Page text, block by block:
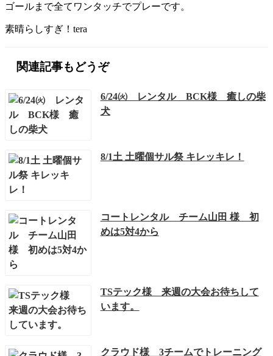
ゴールまで全てワンタッチでプレーです。
素晴らしすぎ！tera
関連記事もどうぞ
6/24㈫ レンタル BCK様 癒しの柴
犬
8/1土 土曜個サル祭 キレッキレ！
コートレンタル チーム山田 様 初
めは5対4から
TSテック様 来週の大会お待ちして
います。
クラウド様 3チームでトレーニング